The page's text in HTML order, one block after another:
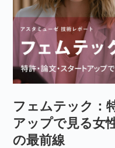
フェムテック：
アップで見る女
の最前線